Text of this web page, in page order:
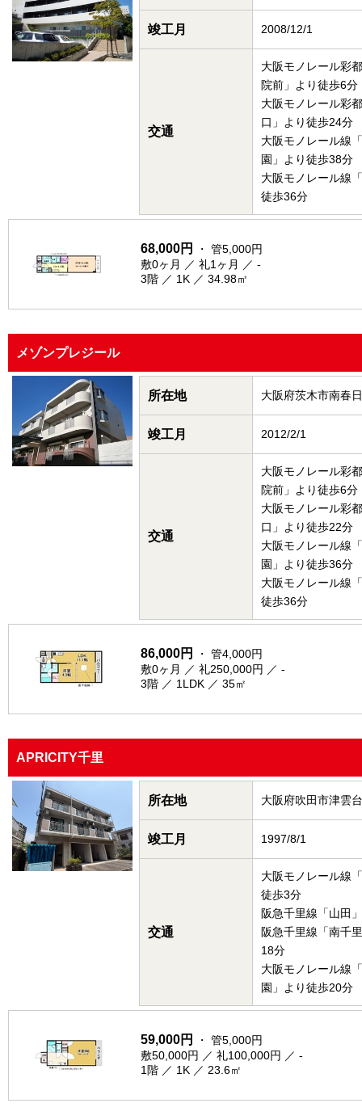
竣工月 2008/12/1
交通
大阪モノレール彩
院前」より徒歩6分
大阪モノレール彩
口」より徒歩24分
大阪モノレール線
園」より徒歩38分
大阪モノレール線
徒歩36分
68,000円
・ 管5,000円
敷0ヶ月 ／ 礼1ヶ月 ／ -
3階 ／ 1K ／ 34.98㎡
メゾンプレジール
所在地 大阪府茨木市南春
竣工月 2012/2/1
交通
大阪モノレール彩
院前」より徒歩6分
大阪モノレール彩
口」より徒歩22分
大阪モノレール線
園」より徒歩36分
大阪モノレール線
徒歩36分
86,000円
・ 管4,000円
敷0ヶ月 ／ 礼250,000円 ／ -
3階 ／ 1LDK ／ 35㎡
APRICITY千里
所在地 大阪府吹田市津雲台
竣工月 1997/8/1
交通
大阪モノレール線
徒歩3分
阪急千里線「山田
阪急千里線「南千
18分
大阪モノレール線
園」より徒歩20分
59,000円
・ 管5,000円
敷50,000円 ／ 礼100,000円 ／ -
1階 ／ 1K ／ 23.6㎡